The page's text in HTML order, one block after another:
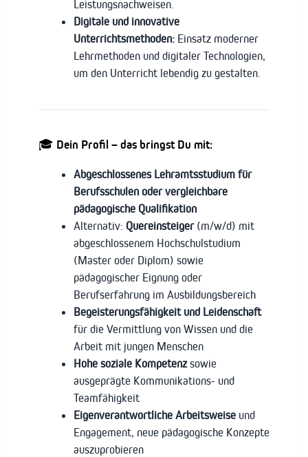
Leistungsnachweisen.
Digitale und innovative
Unterrichtsmethoden: Einsatz moderner
Lehrmethoden und digitaler Technologien,
um den Unterricht lebendig zu gestalten.
🎓 Dein Profil – das bringst Du mit:
Abgeschlossenes Lehramtsstudium für
Berufsschulen oder vergleichbare
pädagogische Qualifikation
Alternativ: Quereinsteiger(m/w/d) mit
abgeschlossenem Hochschulstudium
(Master oder Diplom) sowie
pädagogischer Eignung oder
Berufserfahrung im Ausbildungsbereich
Begeisterungsfähigkeit und Leidenschaft
für die Vermittlung von Wissen und die
Arbeit mit jungen Menschen
Hohe soziale Kompetenzsowie
ausgeprägte Kommunikations- und
Teamfähigkeit
Eigenverantwortliche Arbeitsweise und
Engagement, neue pädagogische Konzepte
auszuprobieren